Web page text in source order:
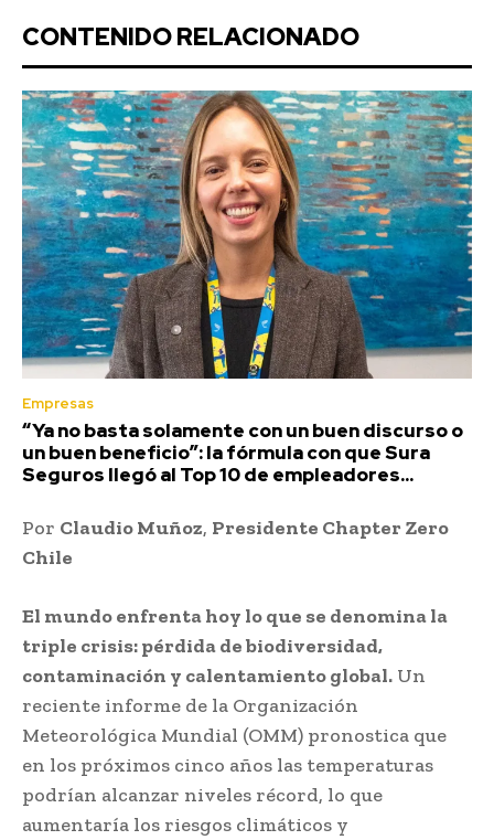
CONTENIDO RELACIONADO
Empresas
“Ya no basta solamente con un buen discurso o
un buen beneficio”: la fórmula con que Sura
Seguros llegó al Top 10 de empleadores...
Por Claudio Muñoz, Presidente Chapter Zero
Chile
El mundo enfrenta hoy lo que se denomina la
triple crisis: pérdida de biodiversidad,
contaminación y calentamiento global. Un
reciente informe de la Organización
Meteorológica Mundial (OMM) pronostica que
en los próximos cinco años las temperaturas
podrían alcanzar niveles récord, lo que
aumentaría los riesgos climáticos y